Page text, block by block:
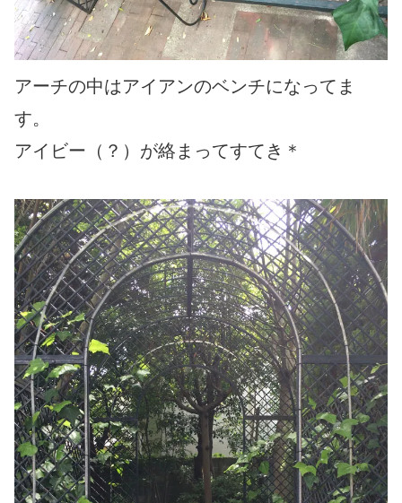
アーチの中はアイアンのベンチになってま
す。
アイビー（？）が絡まってすてき＊